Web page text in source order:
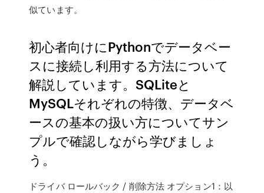
似ています。
初心者向けにPythonでデータベー
スに接続し利用する方法について
解説しています。SQLiteと
MySQLそれぞれの特徴、データベ
ースの基本の扱い方についてサン
プルで確認しながら学びましょ
う。
ドライバ ロールバック / 削除方法 オプション1：以